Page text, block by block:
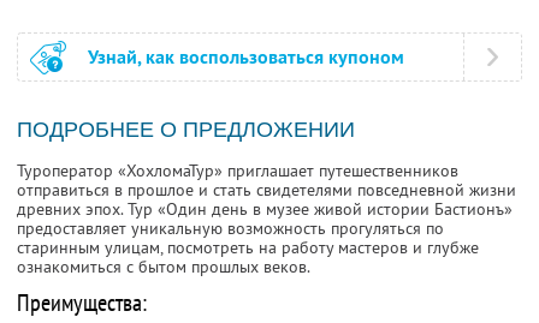
Узнай, как воспользоваться купоном
ПОДРОБНЕЕ О ПРЕДЛОЖЕНИИ
Туроператор «ХохломаТур» приглашает путешественников
отправиться в прошлое и стать свидетелями повседневной жизни
древних эпох. Тур «Один день в музее живой истории Бастионъ»
предоставляет уникальную возможность прогуляться по
старинным улицам, посмотреть на работу мастеров и глубже
ознакомиться с бытом прошлых веков.
Преимущества: